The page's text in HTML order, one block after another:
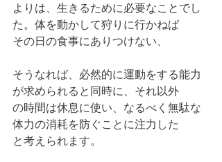
よりは、生きるために必要なことでし
た。体を動かして狩りに行かねば
その日の食事にありつけない、
そうなれば、必然的に運動をする能力
が求められると同時に、それ以外
の時間は休息に使い、なるべく無駄な
体力の消耗を防ぐことに注力した
と考えられます。